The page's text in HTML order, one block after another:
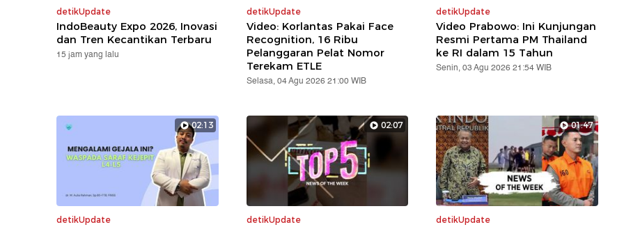
detikUpdate
IndoBeauty Expo 2026, Inovasi
dan Tren Kecantikan Terbaru
15 jam yang lalu
detikUpdate
Video: Korlantas Pakai Face
Recognition, 16 Ribu
Pelanggaran Pelat Nomor
Terekam ETLE
Selasa, 04 Agu 2026 21:00 WIB
detikUpdate
Video Prabowo: Ini Kunjungan
Resmi Pertama PM Thailand
ke RI dalam 15 Tahun
Senin, 03 Agu 2026 21:54 WIB
02:13
detikUpdate
02:07
detikUpdate
01:47
detikUpdate